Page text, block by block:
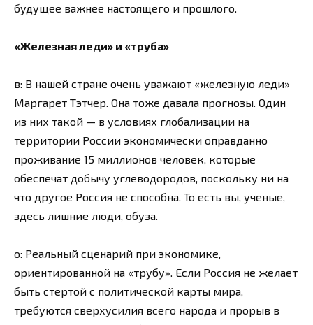
будущее важнее настоящего и прошлого.
«Железная леди» и «труба»
в: В нашей стране очень уважают «железную леди»
Маргарет Тэтчер. Она тоже давала прогнозы. Один
из них такой — в условиях глобализации на
территории России экономически оправданно
проживание 15 миллионов человек, которые
обеспечат добычу углеводородов, поскольку ни на
что другое Россия не способна. То есть вы, ученые,
здесь лишние люди, обуза.
о: Реальный сценарий при экономике,
ориентированной на «трубу». Если Россия не желает
быть стертой с политической карты мира,
требуются сверхусилия всего народа и прорыв в